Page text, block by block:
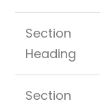
Section
Heading
Section